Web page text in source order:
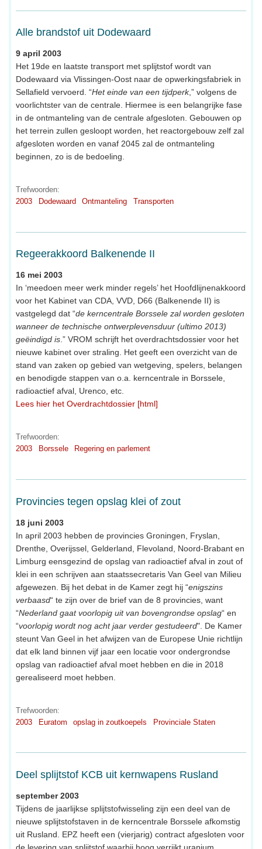
Alle brandstof uit Dodewaard
9 april 2003
Het 19de en laatste transport met splijtstof wordt van
Dodewaard via Vlissingen-Oost naar de opwerkingsfabriek in
Sellafield vervoerd. “Het einde van een tijdperk,” volgens de
voorlichtster van de centrale. Hiermee is een belangrijke fase
in de ontmanteling van de centrale afgesloten. Gebouwen op
het terrein zullen gesloopt worden, het reactorgebouw zelf zal
afgesloten worden en vanaf 2045 zal de ontmanteling
beginnen, zo is de bedoeling.
Trefwoorden:
2003
Dodewaard Ontmanteling Transporten
Regeerakkoord Balkenende II
16 mei 2003
In ‘meedoen meer werk minder regels’ het Hoofdlijnenakkoord
voor het Kabinet van CDA, VVD, D66 (Balkenende II) is
vastgelegd dat “de kerncentrale Borssele zal worden gesloten
wanneer de technische ontwerplevensduur (ultimo 2013)
geëindigd is.” VROM schrijft het overdrachtsdossier voor het
nieuwe kabinet over straling. Het geeft een overzicht van de
stand van zaken op gebied van wetgeving, spelers, belangen
en benodigde stappen van o.a. kerncentrale in Borssele,
radioactief afval, Urenco, etc.
Lees hier het Overdrachtdossier [html]
Trefwoorden:
2003
Borssele Regering en parlement
Provincies tegen opslag klei of zout
18 juni 2003
In april 2003 hebben de provincies Groningen, Fryslan,
Drenthe, Overijssel, Gelderland, Flevoland, Noord-Brabant en
Limburg eensgezind de opslag van radioactief afval in zout of
klei in een schrijven aan staatssecretaris Van Geel van Milieu
afgewezen. Bij het debat in de Kamer zegt hij “enigszins
verbaasd“ te zijn over de brief van de 8 provincies, want
“Nederland gaat voorlopig uit van bovengrondse opslag“ en
“voorlopig wordt nog acht jaar verder gestudeerd". De Kamer
steunt Van Geel in het afwijzen van de Europese Unie richtlijn
dat elk land binnen vijf jaar een locatie voor ondergrondse
opslag van radioactief afval moet hebben en die in 2018
gerealiseerd moet hebben.
Trefwoorden:
2003
Euratom opslag in zoutkoepels Provinciale Staten
Deel splijtstof KCB uit kernwapens Rusland
september 2003
Tijdens de jaarlijkse splijtstofwisseling zijn een deel van de
nieuwe splijtstofstaven in de kerncentrale Borssele afkomstig
uit Rusland. EPZ heeft een (vierjarig) contract afgesloten voor